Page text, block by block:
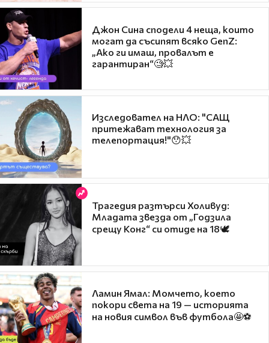
Джон Сина сподели 4 неща, които
могат да съсипят всяко GenZ:
„Ако ги имаш, провалът е
гарантиран“🧐💥
Изследовател на НЛО: "САЩ
притежават технология за
телепортация!"😯💥
Трагедия разтърси Холивуд:
Младата звезда от „Годзила
срещу Конг“ си отиде на 18🕊️
Ламин Ямал: Момчето, което
покори света на 19 — историята
на новия символ във футбола🤩⚽